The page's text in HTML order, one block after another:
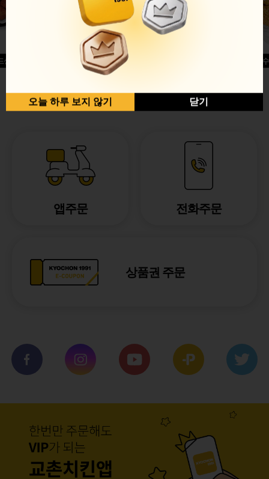
글윙
반반순살[레드+허니]
허니옥
앱주문 전화주문
상품권 주문
오늘 하루 보지 않기 닫기